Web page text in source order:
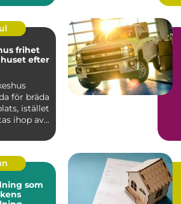
efter
för bräda
istället
ihop av
som